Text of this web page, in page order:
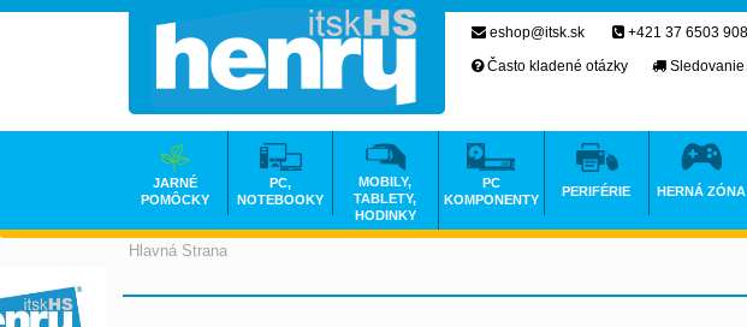
Hlavná Strana
eshop@itsk.sk +421 37 6503 908
Často kladené otázky
JARNÉ
POMÔCKY
PC,
NOTEBOOKY
MOBILY,
TABLETY,
HODINKY
PC
KOMPONENTY
PERIFÉRIE HERNÁ ZÓNA